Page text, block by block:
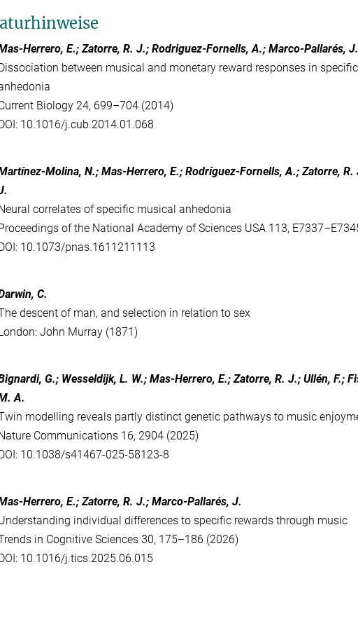
Herrero, E.; Zatorre, R. J.; Rodriguez-Fornells, A.; Marco-Pallarés, J.
Dissociation between musical and monetary reward responses in
Biology 24, 699–704 (2014)
DOI: 10.1016/j.cub.2014.01.068
Molina, N.; Mas-Herrero, E.; Rodríguez-Fornells, A.; Zatorre,
Neural correlates of specific musical anhedonia
Proceedings of the National Academy of Sciences USA 113,
DOI: 10.1073/pnas.1611211113
C.
descent of man, and selection in relation to sex
London: John Murray (1871)
G.; Wesseldijk, L. W.; Mas-Herrero, E.; Zatorre, R. J.; Ullén, F.;
A.
modelling reveals partly distinct genetic pathways to music
Nature Communications 16, 2904 (2025)
DOI: 10.1038/s41467-025-58123-8
Herrero, E.; Zatorre, R. J.; Marco-Pallarés, J.
individual differences to specific rewards through music
in Cognitive Sciences 30, 175–186 (2026)
DOI: 10.1016/j.tics.2025.06.015